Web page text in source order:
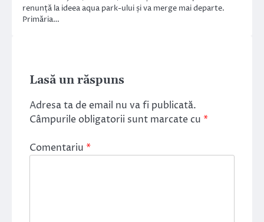
renunță la ideea aqua park-ului și va merge mai departe.
Primăria…
Lasă un răspuns
Adresa ta de email nu va fi publicată.
Câmpurile obligatorii sunt marcate cu *
Comentariu *